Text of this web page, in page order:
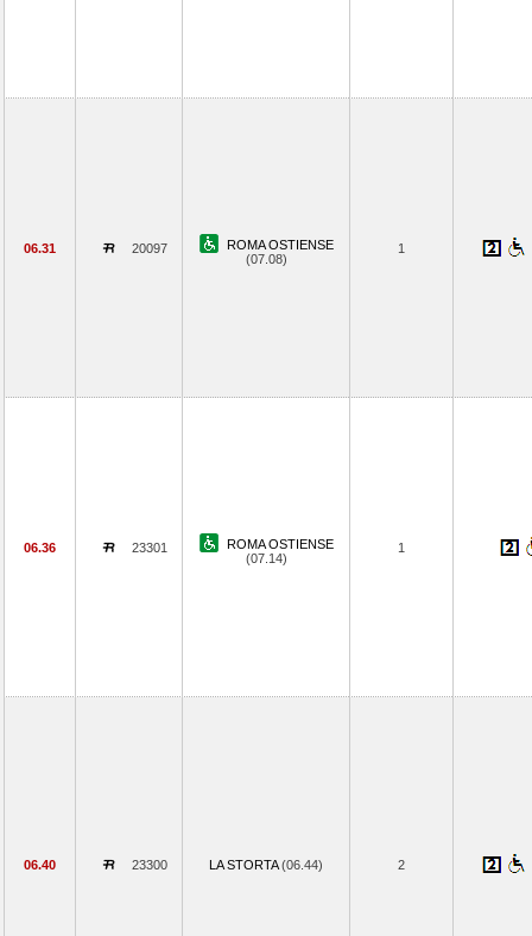
06.31 20097
ROMA OSTIENSE
(07.08)
1
06.36 23301
ROMA OSTIENSE
(07.14)
1
06.40 23300 LA STORTA(06.44) 2